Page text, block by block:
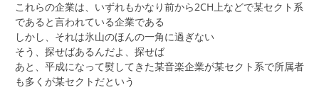
これらの企業は、いずれもかなり前から2CH上などで某セクト系
であると言われている企業である
しかし、それは氷山のほんの一角に過ぎない
そう、探せばあるんだよ、探せば
あと、平成になって熨してきた某音楽企業が某セクト系で所属者
も多くが某セクトだという